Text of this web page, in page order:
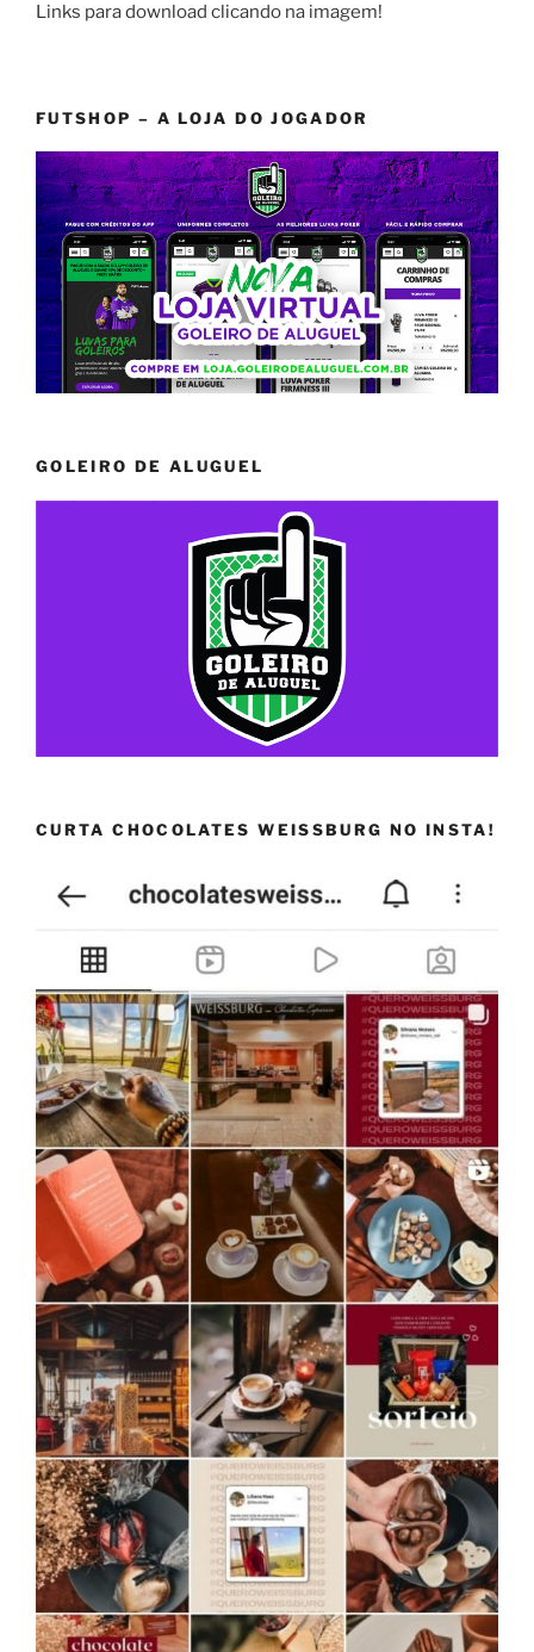
Links para download clicando na imagem!
FUTSHOP – A LOJA DO JOGADOR
GOLEIRO DE ALUGUEL
CURTA CHOCOLATES WEISSBURG NO INSTA!